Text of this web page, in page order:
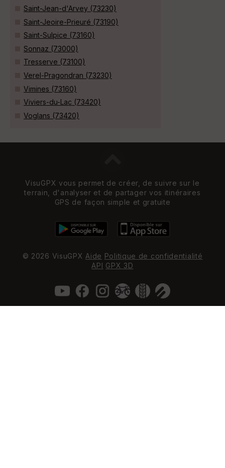
Saint-Jean-d'Arvey (73230)
Saint-Jeoire-Prieuré (73190)
Saint-Sulpice (73160)
Sonnaz (73000)
Tresserve (73100)
Verel-Pragondran (73230)
Vimines (73160)
Viviers-du-Lac (73420)
Voglans (73420)
VisuGPX vous permet de créer, de suivre sur le
terrain, d'analyser et de partager vos itinéraires
GPS de façon simple et gratuite
© 2026 VisuGPX Aide Politique de confidentialité
API GPX 3D